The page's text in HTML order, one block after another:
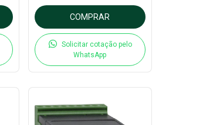
COMPRAR
Solicitar cotação pelo
WhatsApp